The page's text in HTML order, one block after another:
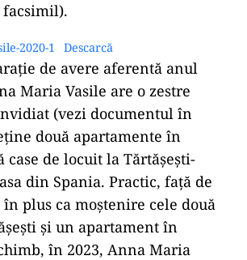
2020-1 Descarcă
de avere aferentă anul
Maria Vasile are o zestre
(vezi documentul în
două apartamente în
case de locuit la Tărtășești-
din Spania. Practic, față de
în plus ca moștenire cele două
și un apartament în
în 2023, Anna Maria